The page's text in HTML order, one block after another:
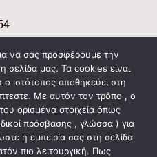
25°C – +45°C
Πλαστικό/ Aluminium &
να σας προσφέρουμε την
σελίδα μας. Τα cookies είναι
ιστότοπος αποθηκεύει στη
Με αυτόν τον τρόπο , ο
ορισμένα στοιχεία όπως
πρόσβασης , γλώσσα ) για
η εμπειρία σας στη σελίδα
πιο λειτουργική. Πως